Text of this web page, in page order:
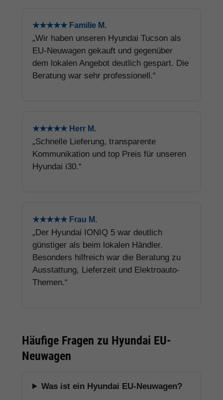
★★★★★ Familie M.
„Wir haben unseren Hyundai Tucson als
EU-Neuwagen gekauft und gegenüber
dem lokalen Angebot deutlich gespart. Die
Beratung war sehr professionell.“
★★★★★ Herr M.
„Schnelle Lieferung, transparente
Kommunikation und top Preis für unseren
Hyundai i30.“
★★★★★ Frau M.
„Der Hyundai IONIQ 5 war deutlich
günstiger als beim lokalen Händler.
Besonders hilfreich war die Beratung zu
Ausstattung, Lieferzeit und Elektroauto-
Themen.“
Häufige Fragen zu Hyundai EU-
Neuwagen
Was ist ein Hyundai EU-Neuwagen?